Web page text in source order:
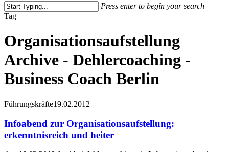
Press enter to begin your search
Close
Tag
Organisationsaufstellung
Archive - Dehlercoaching -
Business Coach Berlin
Führungskräfte19.02.2012
Infoabend zur Organisationsaufstellung:
erkenntnisreich und heiter